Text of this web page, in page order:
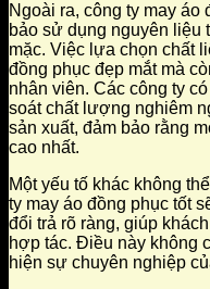
Ngoài ra, công ty may
bảo sử dụng nguyên liệu
mặc. Việc lựa chọn chất
đồng phục đẹp mắt mà
nhân viên. Các công ty
soát chất lượng nghiêm
sản xuất, đảm bảo rằng
cao nhất.
Một yếu tố khác không
ty may áo đồng phục tốt
đổi trả rõ ràng, giúp
hợp tác. Điều này không
hiện sự chuyên nghiệp